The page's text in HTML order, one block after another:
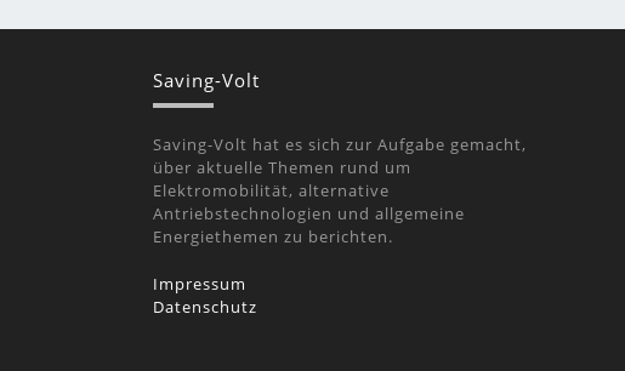
Saving-Volt
Saving-Volt hat es sich zur Aufgabe gemacht,
über aktuelle Themen rund um
Elektromobilität, alternative
Antriebstechnologien und allgemeine
Energiethemen zu berichten.
Impressum
Datenschutz